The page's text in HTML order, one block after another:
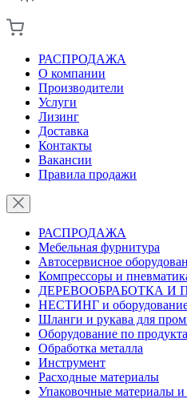
РАСПРОДАЖА
О компании
Производители
Услуги
Лизинг
Доставка
Контакты
Вакансии
Правила продажи
РАСПРОДАЖА
Мебельная фурнитура
Автосервисное
Компрессоры и
ДЕРЕВООБРАБОТКА И
НЕСТИНГ и
Шланги и рукава для
Оборудование по
Обработка металла
Инструмент
Расходные материалы
Упаковочные материалы и